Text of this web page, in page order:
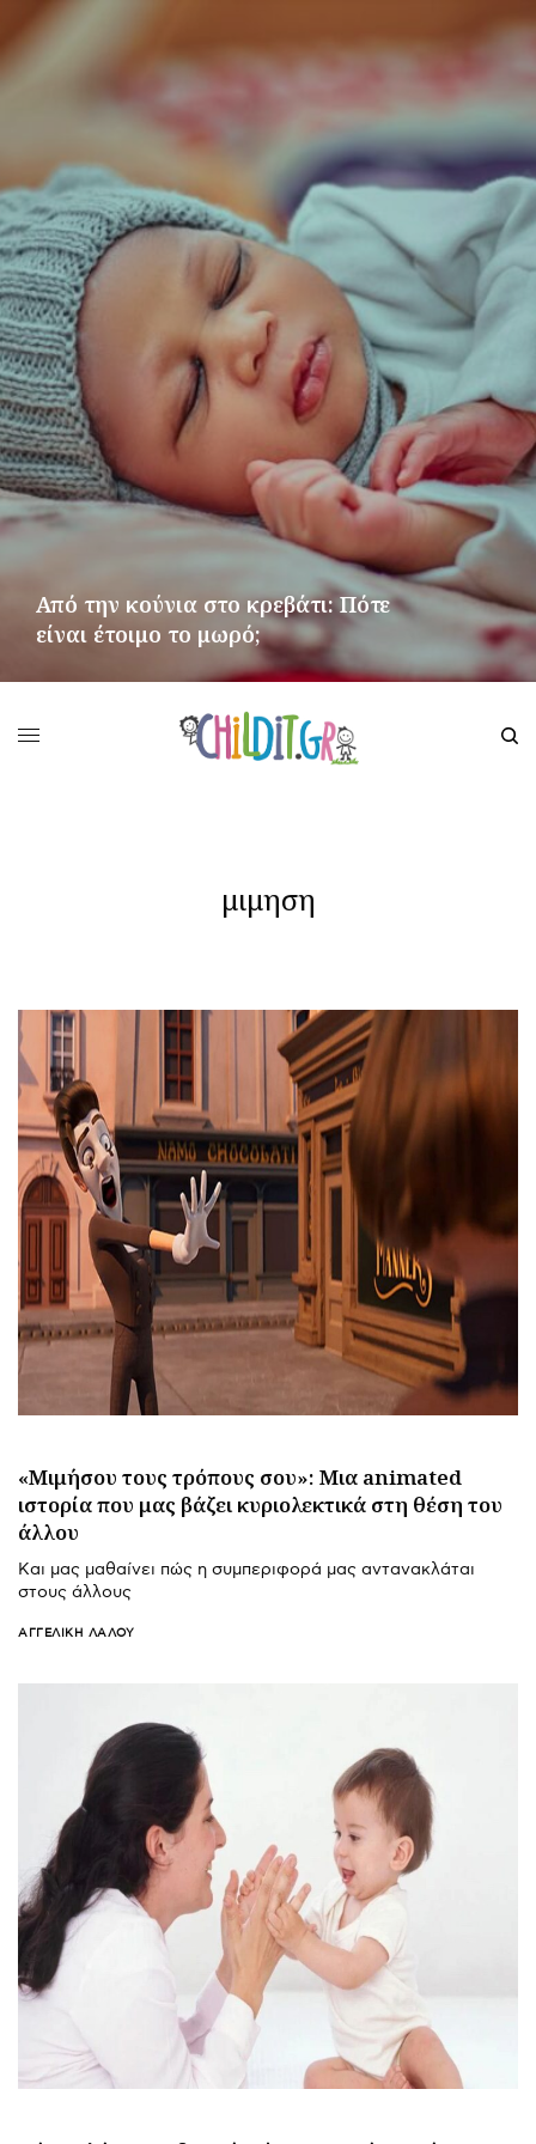
Από την κούνια στο κρεβάτι: Πότε
είναι έτοιμο το μωρό;
μιμηση
«Μιμήσου τους τρόπους σου»: Μια animated
ιστορία που μας βάζει κυριολεκτικά στη θέση του
άλλου
Και μας μαθαίνει πώς η συμπεριφορά μας αντανακλάται
στους άλλους
ΑΓΓΕΛΙΚΉ ΛΆΛΟΥ